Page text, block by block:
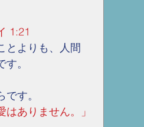
1:21
とよりも、人間
。
す。
ありません。」